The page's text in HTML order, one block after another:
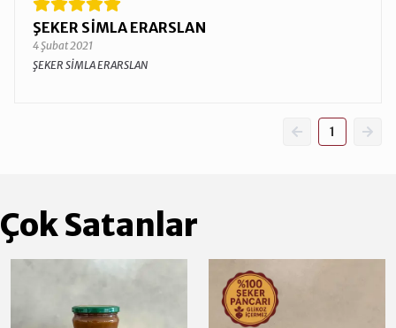
ŞEKER SİMLA ERARSLAN
4 Şubat 2021
ŞEKER SİMLA ERARSLAN
1
Çok Satanlar